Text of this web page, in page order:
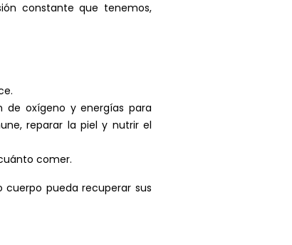
constante que tenemos,
de oxígeno y energías para
reparar la piel y nutrir el
comer.
cuerpo pueda recuperar sus